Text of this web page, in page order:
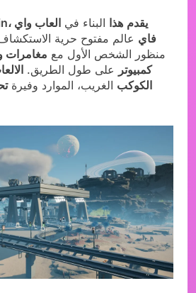
Coffee Stain، يقدم هذا البناء في العاب واي
فاي عالم مفتوح حرية
منظور الشخص الأول مع مغامرات
كمبيوتر على طول الطريق.
الكوكب الغريب، الموارد وفيرة